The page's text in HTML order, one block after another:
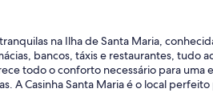
na Ilha de Santa Maria,
bancos, táxis e restaurantes, tudo
todo o conforto necessário para uma
A Casinha Santa Maria é o local perfeito